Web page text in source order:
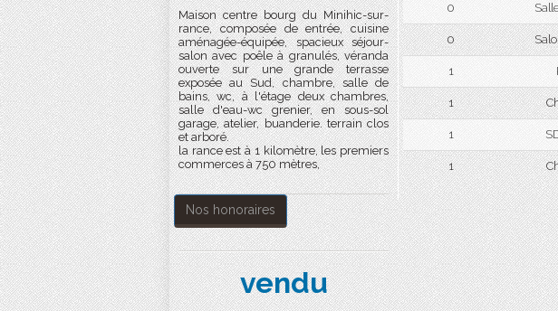
Maison centre bourg du Minihic-sur-
rance, composée de entrée, cuisine
aménagée-équipée, spacieux séjour-
salon avec poêle à granulés, véranda
ouverte sur une grande terrasse
exposée au Sud, chambre, salle de
bains, wc, à l'étage deux chambres,
salle d'eau-wc grenier, en sous-sol
garage, atelier, buanderie. terrain clos
et arboré.
la rance est à 1 kilomètre, les premiers
commerces à 750 mètres,
Nos honoraires
vendu
0
0
1
1
1
1